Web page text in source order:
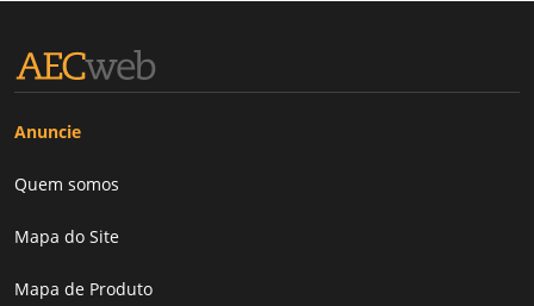
Anuncie
Quem somos
Mapa do Site
Mapa de Produto